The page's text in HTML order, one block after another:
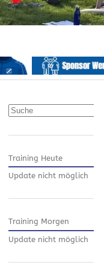
Suchen
Training Heute
Update nicht möglich
Training Morgen
Update nicht möglich